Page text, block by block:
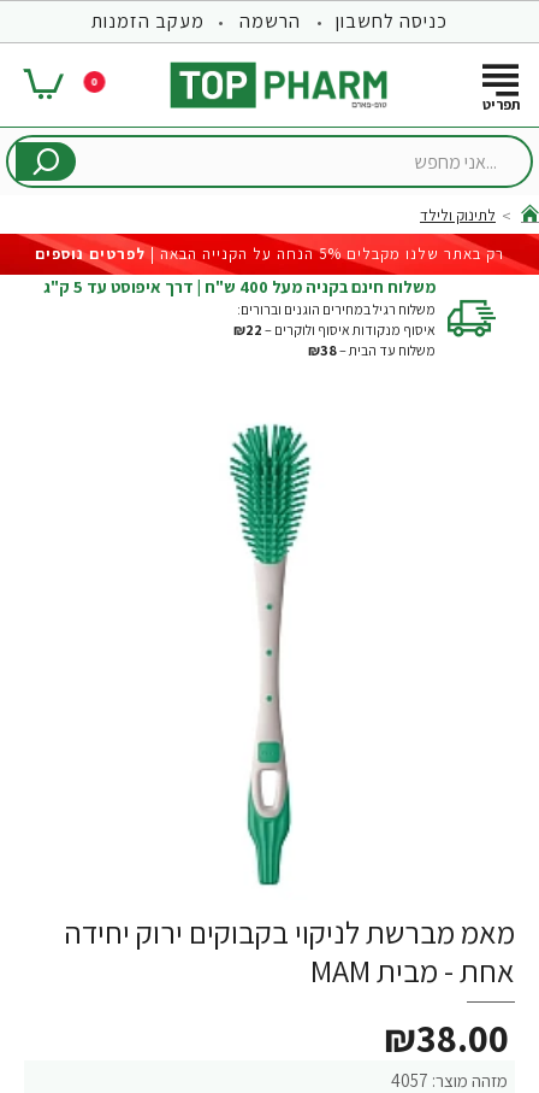
כניסה לחשבון הרשמה מעקב הזמנות
0
...אני
home
לתינוק ולילד
רק באתר שלנו מקבלים 5% הנחה על הקנייה הבאה |
לפרטים נוספים
משלוח חינם בקניה מעל 400 ש"ח | דרך איפוסט עד 5 ק"ג
משלוח רגיל במחירים הוגנים וברורים:
איסוף מנקודות איסוף ולוקרים – ₪22
משלוח עד הבית –₪38
מאמ מברשת לניקוי בקבוקים ירוק יחידה
אחת - מבית MAM
מזהה מוצר: 4057
₪38.00